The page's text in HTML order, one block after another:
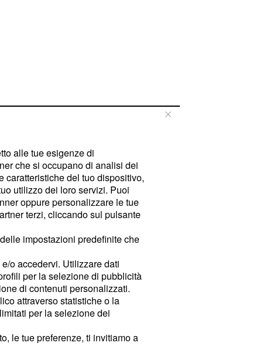
alle tue esigenze di
che si occupano di analisi dei
caratteristiche del tuo dispositivo,
utilizzo dei loro servizi. Puoi
oppure personalizzare le tue
terzi, cliccando sul pulsante
impostazioni predefinite che
o accedervi. Utilizzare dati
per la selezione di pubblicità
di contenuti personalizzati.
attraverso statistiche o la
per la selezione dei
le tue preferenze, ti invitiamo a